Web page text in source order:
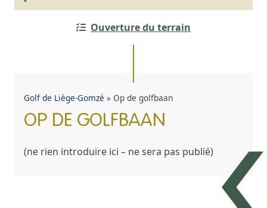
Ouverture du terrain
Golf de Liège-Gomzé » Op de golfbaan
OP DE GOLFBAAN
(ne rien introduire ici – ne sera pas publié)